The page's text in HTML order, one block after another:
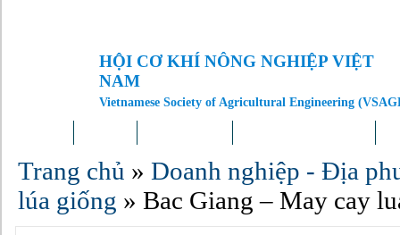
HỘI CƠ KHÍ NÔNG NGHIỆP VIỆT
NAM
Vietnamese Society of Agricultural Engineering
Trang chủ » Doanh nghiệp - Địa
lúa giống » Bac Giang – May cay